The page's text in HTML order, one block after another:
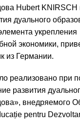
Hubert KNIRSCH
дуального
укрепления
экономики,
из Германии.
реализовано при
развития
внедряемого
pentru